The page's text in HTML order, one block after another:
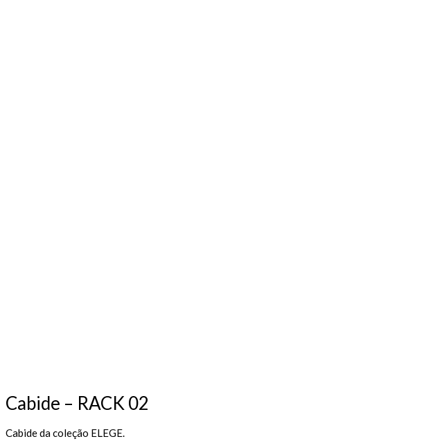
Cabide – RACK 02
Cabide da coleção ELEGE.